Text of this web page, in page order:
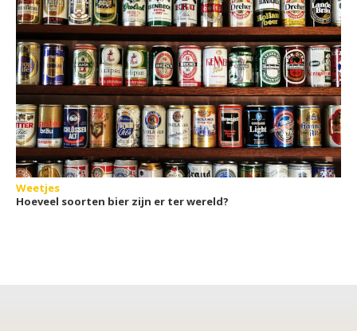
Weetjes
Hoeveel soorten bier zijn er ter wereld?